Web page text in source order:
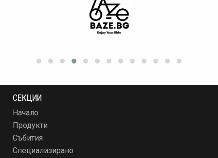
СЕКЦИИ
Начало
Продукти
Събития
Специализирано